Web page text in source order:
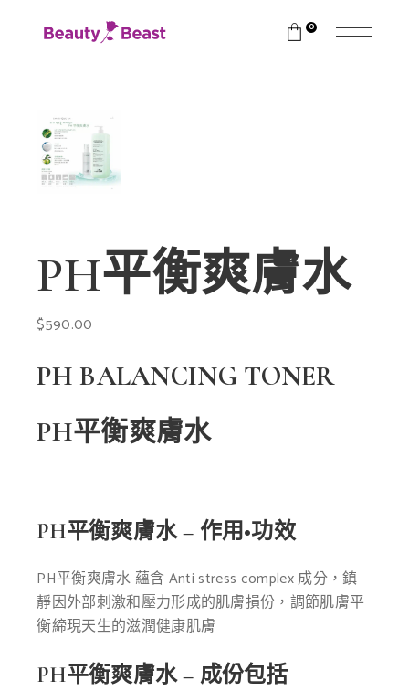
0
PH平衡爽膚水
$590.00
PH BALANCING TONER
PH平衡爽膚水
PH平衡爽膚水 – 作用•功效
PH平衡爽膚水 蘊含 Anti stress complex 成分，鎮
靜因外部刺激和壓力形成的肌膚損份，調節肌膚平
衡締現天生的滋潤健康肌膚
PH平衡爽膚水 – 成份包括